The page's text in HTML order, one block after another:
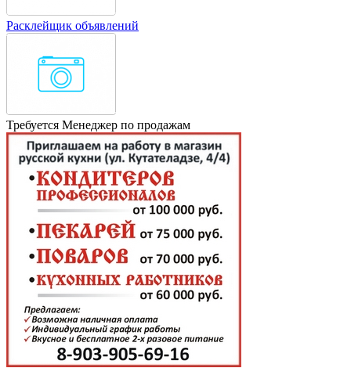
Расклейщик объявлений
Требуется Менеджер по продажам